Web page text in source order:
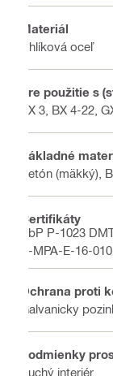
Materiál
Uhlíková oceľ
Pre použitie s
BX 3, BX 4-22,
Základné
Betón (mäkký),
Certifikáty
AbP P-1023
P-MPA-E-16-010
Ochrana proti
Galvanicky
Podmienky
Suchý interiér